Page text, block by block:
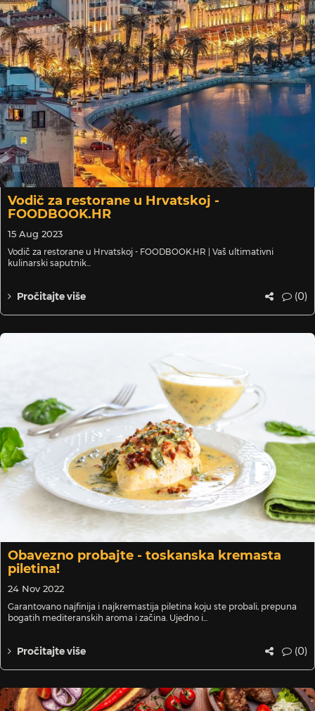
Vodič za restorane u Hrvatskoj -
FOODBOOK.HR
15 Aug 2023
Vodič za restorane u Hrvatskoj - FOODBOOK.HR | Vaš ultimativni
kulinarski saputnik...
Pročitajte više (0)
Obavezno probajte - toskanska kremasta
piletina!
24 Nov 2022
Garantovano najfinija i najkremastija piletina koju ste probali, prepuna
bogatih mediteranskih aroma i začina. Ujedno i...
Pročitajte više (0)